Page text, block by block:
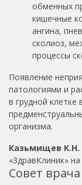
обменных
кишечные
ангина,
сколиоз,
процессы
Появление
патологиями и
в грудной клетке
организма.
Казьмищев К.Н.
«ЗдравКлиник»
Совет врача